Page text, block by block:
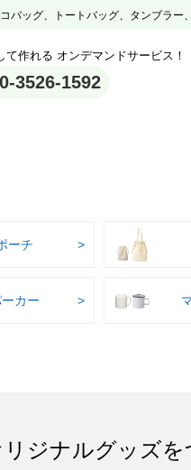
バッグ、トートバッグ、タンブラー
作れる オンデマンドサービス！
3526-1592
ーチ
カー
ジナルグッズを